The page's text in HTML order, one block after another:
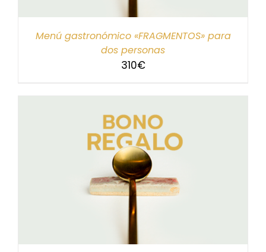
Menú gastronómico «FRAGMENTOS» para
dos personas
310€